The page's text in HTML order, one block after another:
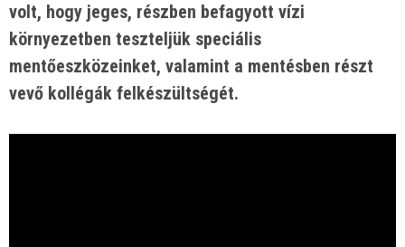
volt, hogy jeges, részben befagyott vízi
környezetben teszteljük speciális
mentőeszközeinket, valamint a mentésben részt
vevő kollégák felkészültségét.